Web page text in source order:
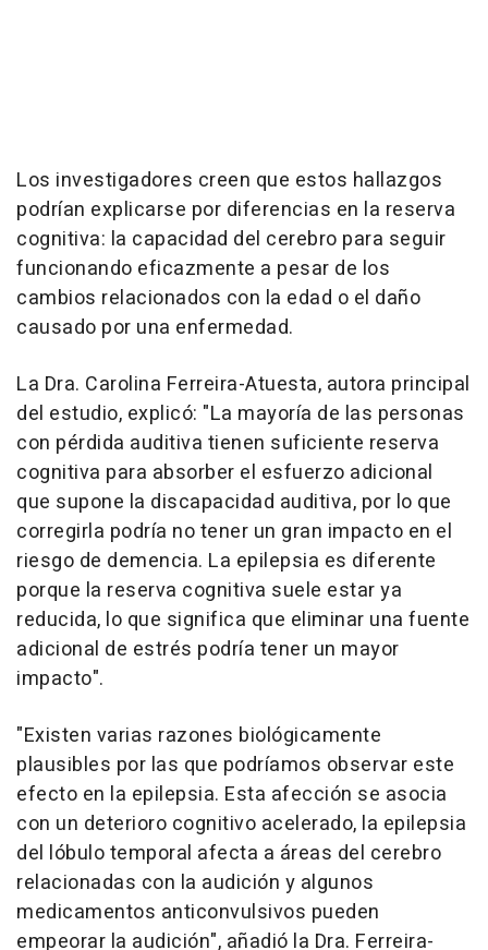
Los investigadores creen que estos hallazgos
podrían explicarse por diferencias en la reserva
cognitiva: la capacidad del cerebro para seguir
funcionando eficazmente a pesar de los
cambios relacionados con la edad o el daño
causado por una enfermedad.
La Dra. Carolina Ferreira-Atuesta, autora principal
del estudio, explicó: "La mayoría de las personas
con pérdida auditiva tienen suficiente reserva
cognitiva para absorber el esfuerzo adicional
que supone la discapacidad auditiva, por lo que
corregirla podría no tener un gran impacto en el
riesgo de demencia. La epilepsia es diferente
porque la reserva cognitiva suele estar ya
reducida, lo que significa que eliminar una fuente
adicional de estrés podría tener un mayor
impacto".
"Existen varias razones biológicamente
plausibles por las que podríamos observar este
efecto en la epilepsia. Esta afección se asocia
con un deterioro cognitivo acelerado, la epilepsia
del lóbulo temporal afecta a áreas del cerebro
relacionadas con la audición y algunos
medicamentos anticonvulsivos pueden
empeorar la audición", añadió la Dra. Ferreira-